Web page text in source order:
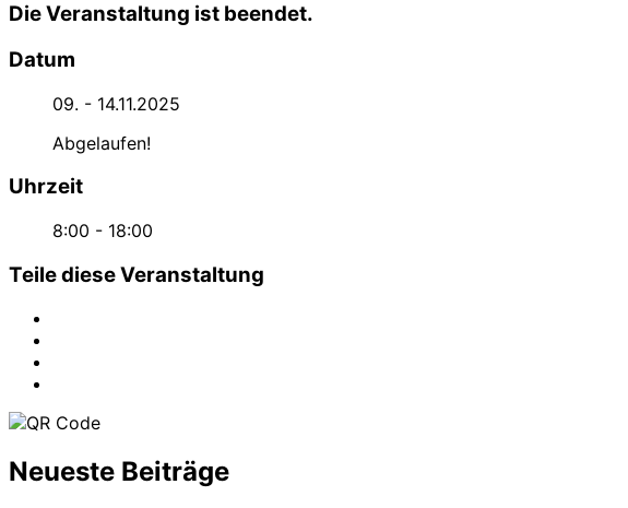
Die Veranstaltung ist beendet.
Datum
09. - 14.11.2025
Abgelaufen!
Uhrzeit
8:00 - 18:00
Teile diese Veranstaltung
Neueste Beiträge